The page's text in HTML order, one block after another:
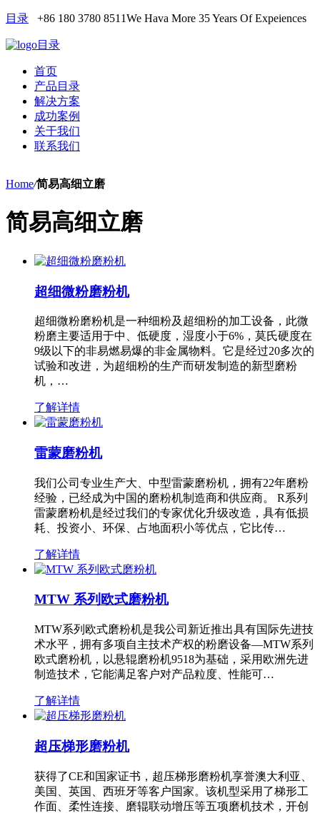
目录 +86 180 3780 8511We Hava More 35 Years Of Expeiences
目录
首页
产品目录
解决方案
成功案例
关于我们
联系我们
Home/简易高细立磨
简易高细立磨
超细微粉磨粉机
超细微粉磨粉机是一种细粉及超细粉的加工设备，此微
粉磨主要适用于中、低硬度，湿度小于6%，莫氏硬度在
9级以下的非易燃易爆的非金属物料。它是经过20多次的
试验和改进，为超细粉的生产而研发制造的新型磨粉
机，…
了解详情
雷蒙磨粉机
我们公司专业生产大、中型雷蒙磨粉机，拥有22年磨粉
经验，已经成为中国的磨粉机制造商和供应商。 R系列
雷蒙磨粉机是经过我们的专家优化升级改造，具有低损
耗、投资小、环保、占地面积小等优点，它比传…
了解详情
MTW 系列欧式磨粉机
MTW系列欧式磨粉机是我公司新近推出具有国际先进技
术水平，拥有多项自主技术产权的粉磨设备—MTW系列
欧式磨粉机，以悬辊磨粉机9518为基础，采用欧洲先进
制造技术，它能满足客户对产品粒度、性能可…
了解详情
超压梯形磨粉机
获得了CE和国家证书，超压梯形磨粉机享誉澳大利亚、
美国、英国、西班牙等客户国家。该机型采用了梯形工
作面、柔性连接、磨辊联动增压等五项磨机技术，开创